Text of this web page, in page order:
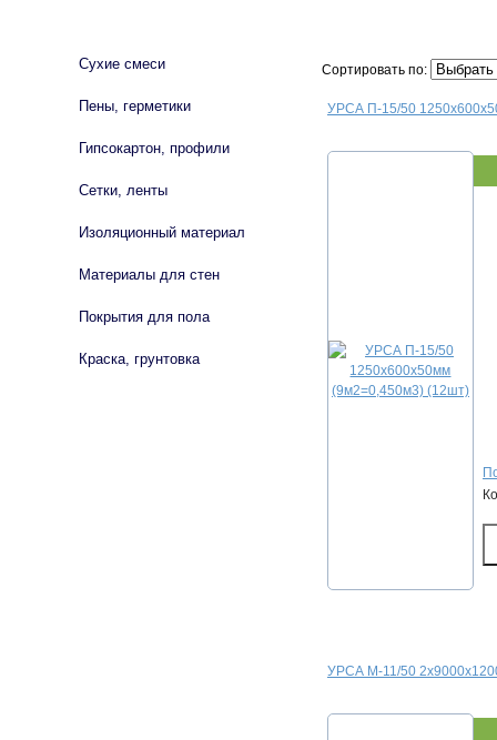
Сортировать по:
УРСА П-15/50
УРСА М-11/50
Сухие смеси
Пены, герметики
Гипсокартон, профили
Сетки, ленты
Изоляционный материал
Материалы для стен
Покрытия для пола
Краска, грунтовка